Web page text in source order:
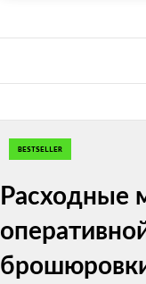
Расходные
BESTSELLER
BESTSELLER
BESTSELLER
BESTSELLER
BESTSELLER
BESTSELLER
BESTSELLER
BESTSELLER
BESTSELLER
BESTSELLER
BESTSELLER
BESTSELLER
BESTSELLER
BESTSELLER
BESTSELLER
BESTSELLER
BESTSELLER
BESTSELLER
BESTSELLER
BESTSELLER
BESTSELLER
BESTSELLER
BESTSELLER
BESTSELLER
BESTSELLER
BESTSELLER
BESTSELLER
BESTSELLER
BESTSELLER
BESTSELLER
BESTSELLER
BESTSELLER
BESTSELLER
BESTSELLER
BESTSELLER
BESTSELLER
BESTSELLER
BESTSELLER
BESTSELLER
BESTSELLER